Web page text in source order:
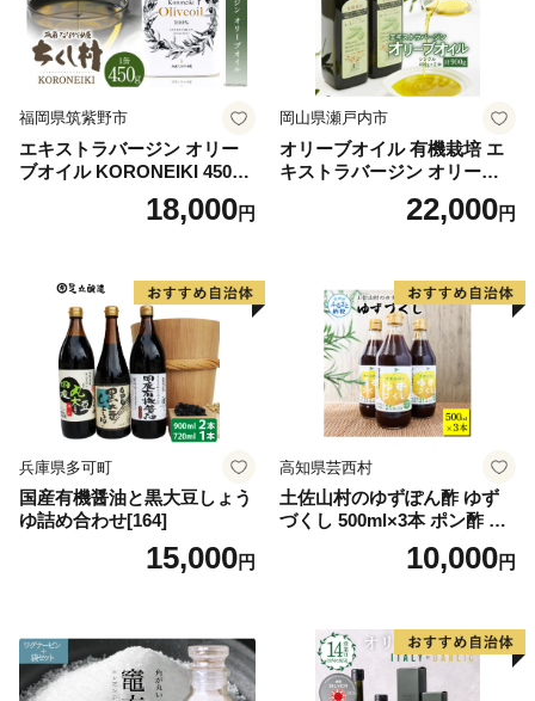
福岡県筑紫野市
エキストラバージン オリー
ブオイル KORONEIKI 450g
[筑前たなか油屋 福岡県 筑紫
野市 21760403] 油 食用油 オ
18,000円
岡山県瀬戸内市
オリーブオイル 有機栽培 エ
キストラバージン オリーブ
オイル シングル 2本 セット
オーガニック 調味料 油 オリ
22,000円
兵庫県多可町
国産有機醤油と黒大豆しょう
ゆ詰め合わせ[164]
15,000円
高知県芸西村
土佐山村のゆずぽん酢 ゆず
づくし 500ml×3本 ポン酢 ポ
ンズ ゆず 柚子 調味料 さっぱ
り 美味しい おいしい 鍋 しゃ
10,000円